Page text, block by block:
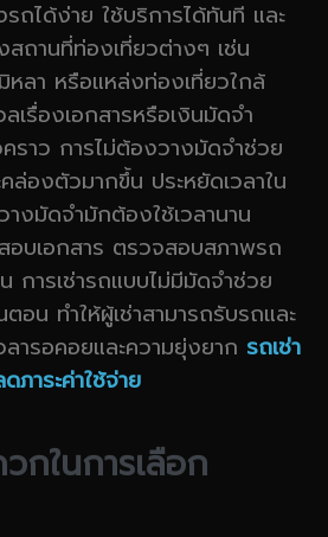
รถได้ง่าย ใช้บริการได้ทันที และ
สถานที่ท่องเที่ยวต่างๆ เช่น
ลา หรือแหล่งท่องเที่ยวใกล้
เรื่องเอกสารหรือเงินมัดจำ
ราว การไม่ต้องวางมัดจำช่วย
ล่องตัวมากขึ้น ประหยัดเวลาใน
งมัดจำมักต้องใช้เวลานาน
อบเอกสาร ตรวจสอบสภาพรถ
การเช่ารถแบบไม่มีมัดจำช่วย
อน ทำให้ผู้เช่าสามารถรับรถและ
ารอคอยและความยุ่งยาก รถเช่า
าระค่าใช้จ่าย
กในการเลือก